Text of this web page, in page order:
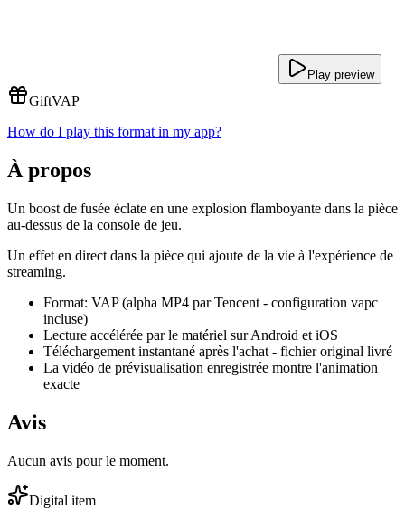
Play preview
GiftVAP
How do I play this format in my app?
À propos
Un boost de fusée éclate en une explosion flamboyante dans la pièce
au-dessus de la console de jeu.
Un effet en direct dans la pièce qui ajoute de la vie à l'expérience de
streaming.
Format: VAP (alpha MP4 par Tencent - configuration vapc
incluse)
Lecture accélérée par le matériel sur Android et iOS
Téléchargement instantané après l'achat - fichier original livré
La vidéo de prévisualisation enregistrée montre l'animation
exacte
Avis
Aucun avis pour le moment.
Digital item